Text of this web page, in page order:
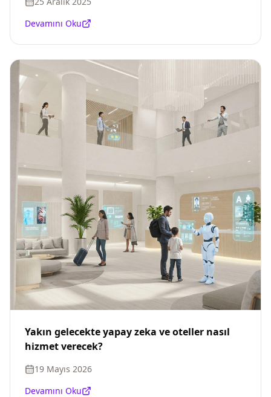
Devamını Oku
Yakın gelecekte yapay zeka ve oteller nasıl
hizmet verecek?
19 Mayıs 2026
Devamını Oku